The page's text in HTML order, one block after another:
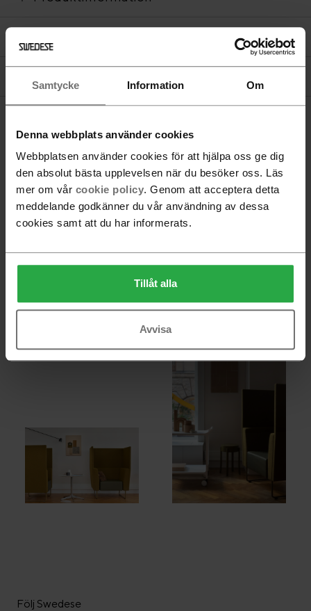
Samtycke Information Om
Denna webbplats använder cookies
Webbplatsen använder cookies för att hjälpa oss ge dig
den absolut bästa upplevelsen när du besöker oss. Läs
mer om vår cookie policy. Genom att acceptera detta
meddelande godkänner du vår användning av dessa
cookies samt att du har informerats.
Tillåt alla
Avvisa
Föreskrivande & hållbarhetsdokument
Följ Swedese